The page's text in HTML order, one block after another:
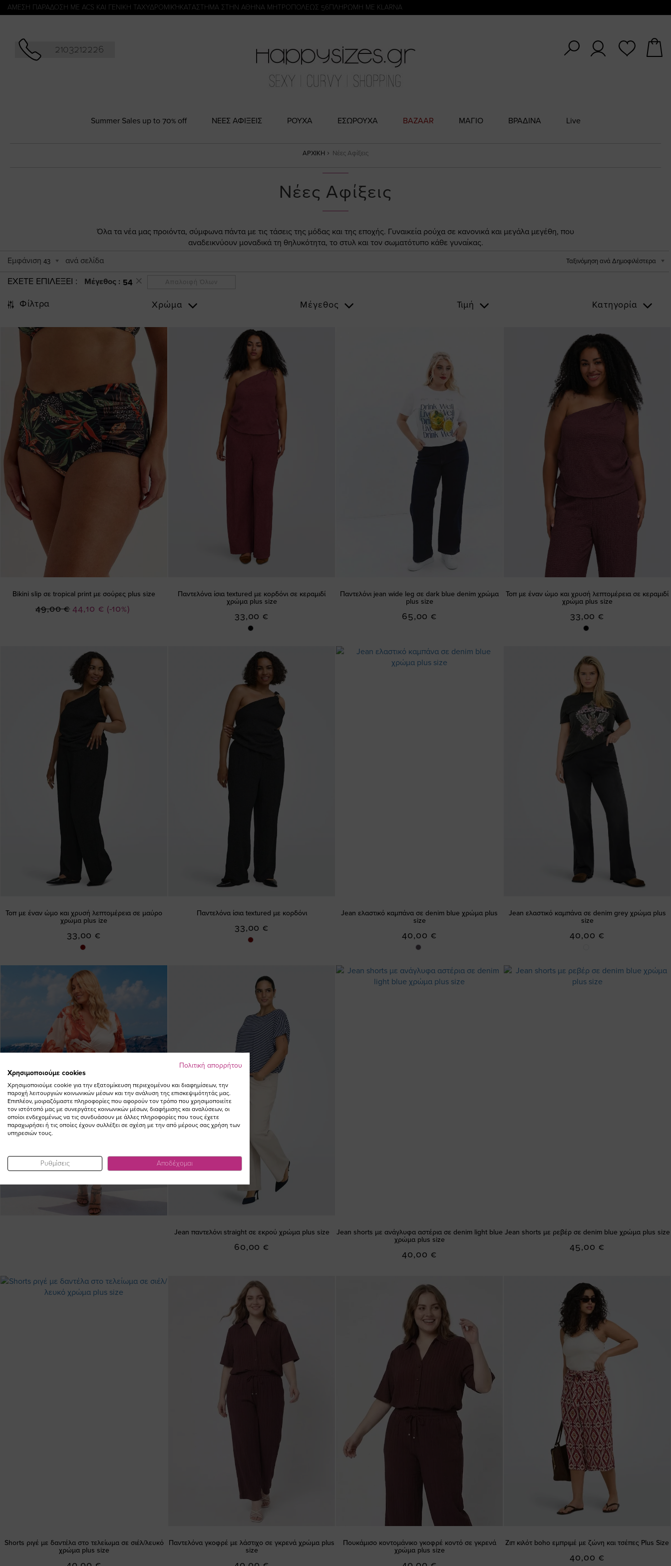
ΑΜΕΣΗ ΠΑΡΑΔΟΣΗ ΜΕ ACS ΚΑΙ ΓΕΝΙΚΗ ΤΑΧΥΔΡΟΜΙΚΉKATΑΣΤΗΜΑ ΣΤΗΝ ΑΘΗΝΑ ΜΗΤΡΟΠΟΛΕΩΣ 56ΠΛΗΡΩΜΗ ΜΕ KLARNA
2103212226
Summer Sales up to 70% off NΕΕΣ ΑΦΙΞΕΙΣ ΡΟΥΧΑ ΕΣΩΡΟΥΧΑ BAZAAR ΜΑΓΙΟ ΒΡΑΔΙΝΑ Live
ΑΡΧΙΚΉ Νέες Αφίξεις
Νέες Αφίξεις
Όλα τα νέα μας προιόντα, σύμφωνα πάντα με τις τάσεις της μόδας και της εποχής. Γυναικεία ρούχα σε κανονικά και μεγάλα μεγέθη, που
αναδεικνύουν μοναδικά τη θηλυκότητα, το στυλ και τον σωματότυπο κάθε γυναίκας.
Εμφάνιση 43 ανά σελίδα Ταξινόμηση ανά Δημοφιλέστερα
ΕΧΕΤΕ ΕΠΙΛΕΞΕΙ Μέγεθος : 54 Απαλοιφή Όλων
Φίλτρα Χρώμα Μέγεθος Τιμή Κατηγορία
Bikini slip σε tropical print με σούρες plus size
(-10%)
Ειδική
44,10 €
49,00 €
Παντελόνα ίσια textured με κορδόνι σε κεραμιδί
χρώμα plus size
33,00 €
Παντελόνι jean wide leg σε dark blue denim χρώμα
plus size
65,00 €
Τοπ με έναν ώμο και χρυσή λεπτομέρεια σε κεραμιδί
χρώμα plus size
33,00 €
Τοπ με έναν ώμο και χρυσή λεπτομέρεια σε μαύρο
χρώμα plus ize
33,00 €
Παντελόνα ίσια textured με κορδόνι
33,00 €
Jean ελαστικό καμπάνα σε denim blue χρώμα plus
size
40,00 €
Jean ελαστικό καμπάνα σε denim grey χρώμα plus
size
40,00 €
Jean παντελόνι straight σε εκρού χρώμα plus size
60,00 €
Jean shorts με ανάγλυφα αστέρια σε denim light blue
χρώμα plus size
40,00 €
Jean shorts με ρεβέρ σε denim blue χρώμα plus size
45,00 €
Shorts ριγέ με δαντέλα στο τελείωμα σε σιέλ/λευκό
χρώμα plus size
Παντελόνα γκοφρέ με λάστιχο σε γκρενά χρώμα plus
size
Πουκάμισο κοντομάνικο γκοφρέ κοντό σε γκρενά
χρώμα plus size
Ζιπ κιλότ boho εμπριμέ με ζώνη και τσέπες Plus Size
40,00 €
Αναζήτηση
Πολιτική απορρήτου
Χρησιμοποιούμε cookies
Χρησιμοποιούμε cookie για την εξατομίκευση περιεχομένου και διαφημίσεων, την
παροχή λειτουργιών κοινωνικών μέσων και την ανάλυση της επισκεψιμότητάς μας.
Επιπλέον, μοιραζόμαστε πληροφορίες που αφορούν τον τρόπο που χρησιμοποιείτε
τον ιστότοπό μας με συνεργάτες κοινωνικών μέσων, διαφήμισης και αναλύσεων, οι
οποίοι ενδεχομένως να τις συνδυάσουν με άλλες πληροφορίες που τους έχετε
παραχωρήσει ή τις οποίες έχουν συλλέξει σε σχέση με την από μέρους σας χρήση των
υπηρεσιών τους.
Ρυθμίσεις Αποδέχομαι